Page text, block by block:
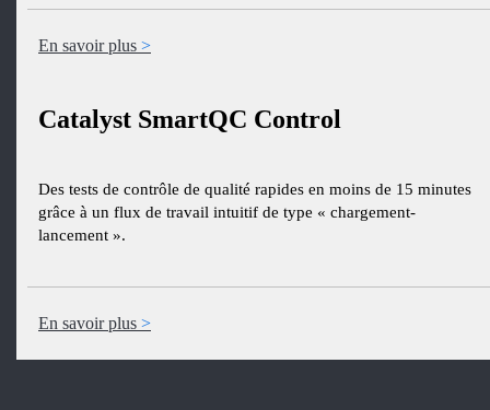
En savoir plus
Catalyst SmartQC Control
Des tests de contrôle de qualité rapides en moins de 15 minutes
grâce à un flux de travail intuitif de type « chargement-
lancement ».
En savoir plus